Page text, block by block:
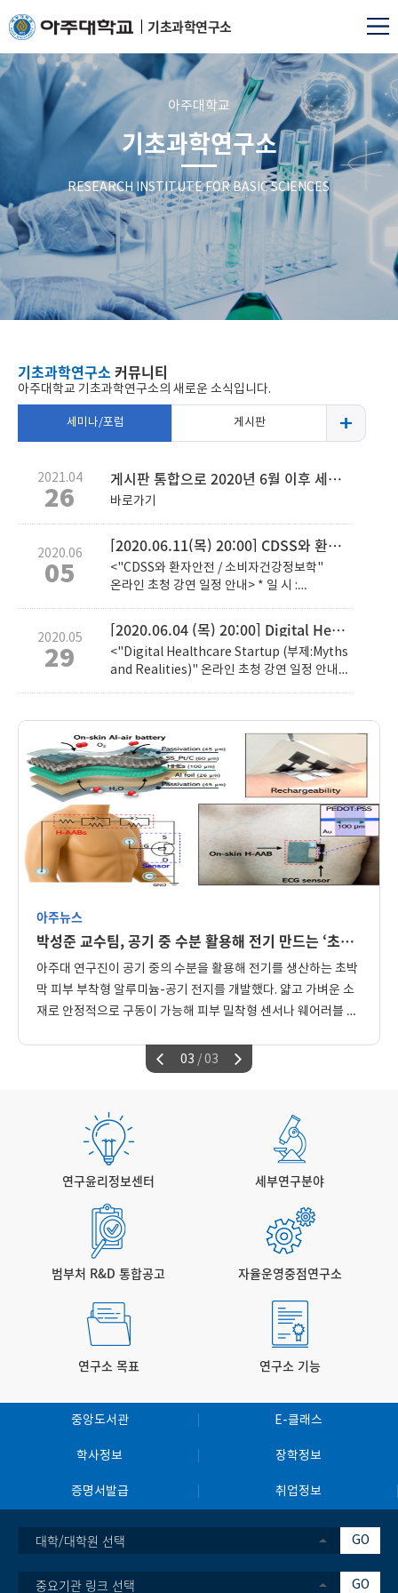
기초과학연구소
아주대학교
기초과학연구소
RESEARCH INSTITUTE FOR BASIC SCIENCES
기초과학연구소 커뮤니티
아주대학교 기초과학연구소의 새로운 소식입니다.
세미나/포럼
2021.04
26
게시판 통합으로 2020년 6월 이후 세미나/포럼은 본문의 바로가기를 참고 하시기 바랍니다.
바로가기
2020.06
05
[2020.06.11(목) 20:00] CDSS와 환자안전 / 소비자건강정보학 온라인 초청 강연
<"CDSS와 환자안전 / 소비자건강정보학"
온라인 초청 강연 일정 안내> * 일 시 :
서울아산병원 의생명정보학과 조교수 -
울산의대 서울아산병원 응급의학과 부교수 * 주
제 : CDSS와 환자안전 / 소비자건강정보학 *
문의 및 신청 : 의료정보학과 진수호 조교 - e-
mail : jshsh7553@naver.com - Phone :
안내되는 URL을 통해 접속하실 수 있습니다.
아주대학교 대학원 의료정보학과에서는
의료정보에 관한 내용 외에도 AI 및 헬스 IT산업
등 최신 기술들이 각종 다양한 분야의 현장에서
어떻게 적용되고 있는지에 대한 인사이트를
제공하고자 관련 연자분들을 초청하여 세미나를
열고 있습니다. 이에 대해 관련 전공 학생들 뿐
아니라 관심있으신 분들께서도 참여하실 수
있도록 안내드리니, 교수님과 연구원분들의
교수/T:4471) -
2020.05
29
[2020.06.04 (목) 20:00] Digital Healthcare Startup 온라인 초청 강연
<"Digital Healthcare Startup (부제:Myths
and Realities)" 온라인 초청 강연 일정 안내>
경희사이버대학교 교수, 미래고등교육연구소
소장 - EM.Works CEO * 주 제 : Digital
Healthcare Startup * 문의 및 신청 :
의료정보학과 진수호 조교 - e-mail :
jshsh7553@naver.com - Phone : 010-
5496-7652 ※ 코로나19로 인해 본 세미나는
온라인으로 진행되며, 참여는 신청시 안내되는
URL을 통해 접속하실 수 있습니다. 아주대학교
대학원 의료정보학과에서는 의료정보에 관한
내용 외에도 AI 및 헬스 IT산업 등 최신 기술들이
연자분들을 초청하여 세미나를 열고 있습니다.
이에 대해 관련 전공 학생들 뿐 아니라
관심있으신 분들께서도 참여하실 수 있도록
안내드리니, 교수님과 연구원분들의 많은 참여
바랍니다. 감사합니다. - 대학원 의학과/
교수/T:4471) -
게시판
아주뉴스
박성준 교수팀, 공기 중 수분 활용해 전기 만드는 ‘초박막 피부 부착형’ 알루미늄-공기 전지 개발
아주대 연구진이 공기 중의 수분을 활용해 전기를 생산하는 초박
막 피부 부착형 알루미늄-공기 전지를 개발했다. 얇고 가벼운 소
재로 안정적으로 구동이 가능해 피부 밀착형 센서나 웨어러블 헬
학과·지능형반도체공학과) 연구팀은 충남대·광주과학기술원
(GIST)과 함께 공기 중의 수분을 활용해 장시간 작동하는 초박막
용은 ‘흡습성 전해질 기반 초박막 알루미늄-공기 전지를 통한 초
밀착 피부 전자소자의 연속 구동(Ultrathin aluminum-air
batteries via hygroscopic electrolytes for continuous
operation of imperceptible on-skin electronics)’이라는
제목의 논문으로 소재 분야 저명 학술지 <어드밴스드 에너지 머
터리얼즈(Advanced Energy Materials)>에 7월 온라인 게재
자로 연구를 진행했고 박성준 교수(아주대 전자공학과·지능형반
진 교수(충남대 응용화학공학과)가 교신저자로 참여했다. ‘알루
미늄-공기 전지(Aluminum-air battery, AAB)’란 알루미늄의
에너지 장치로, 풍부하고 저렴한 알루미늄 자원을 바탕으로 차세
산소를 양극 활물질로 활용하기 때문에 무거운 양극 소재를 사용
기반으로 해 안전성이 높다. 전해질은 배터리에서 전기가 흐르는
적이고 비용 부담이 적은 데다 화재나 폭발 위험이 현저히 낮다.
전자 피부(Electronic Skin)와 웨어러블 헬스케어 기기 등의 독
조적 한계로 인해 두께를 줄이기가 어렵다는 점이 한계로 남아 있
03 / 03
연구윤리정보센터 세부연구분야
범부처 R&D 통합공고 자율운영중점연구소
연구소 목표 연구소 기능
중앙도서관 E-클래스
학사정보 장학정보
증명서발급 취업정보
대학/대학원 선택 GO
중요기관 링크 선택 GO